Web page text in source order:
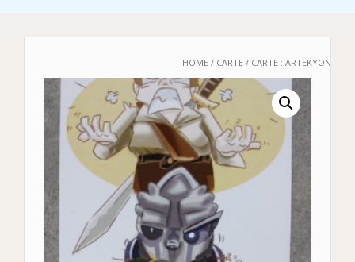
HOME / CARTE / CARTE : ARTEKYON